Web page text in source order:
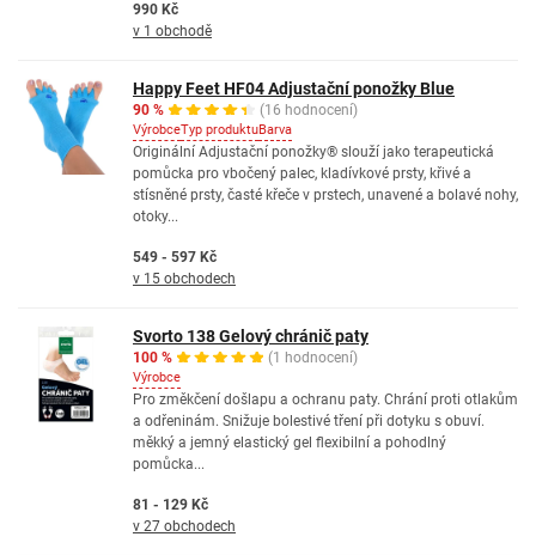
990 Kč
v 1 obchodě
Happy Feet HF04 Adjustační ponožky Blue
90 % (16 hodnocení)
VýrobceTyp produktuBarva
Originální Adjustační ponožky® slouží jako terapeutická
pomůcka pro vbočený palec, kladívkové prsty, křivé a
stísněné prsty, časté křeče v prstech, unavené a bolavé nohy,
otoky...
549 - 597 Kč
v 15 obchodech
Svorto 138 Gelový chránič paty
100 % (1 hodnocení)
Výrobce
Pro změkčení došlapu a ochranu paty. Chrání proti otlakům
a odřeninám. Snižuje bolestivé tření při dotyku s obuví.
měkký a jemný elastický gel flexibilní a pohodlný
pomůcka...
81 - 129 Kč
v 27 obchodech